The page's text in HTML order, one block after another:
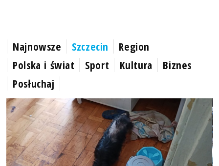
Najnowsze Szczecin
Region
Polska i świat
Sport Kultura
Biznes
Posłuchaj